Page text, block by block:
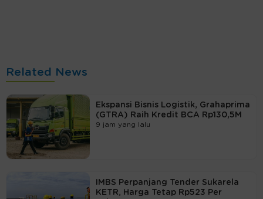
Related News
Ekspansi Bisnis Logistik, Grahaprima
(GTRA) Raih Kredit BCA Rp130,5M
9 jam yang lalu
IMBS Perpanjang Tender Sukarela
KETR, Harga Tetap Rp523 Per